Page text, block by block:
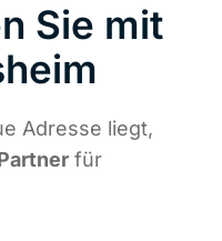
Sie mit
Adresse liegt,
für